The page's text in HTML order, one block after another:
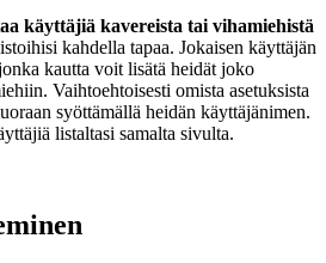
käyttäjiä kavereista tai vihamiehistä
kahdella tapaa. Jokaisen käyttäjän
kautta voit lisätä heidät joko
Vaihtoehtoisesti omista asetuksista
syöttämällä heidän käyttäjänimen.
listaltasi samalta sivulta.